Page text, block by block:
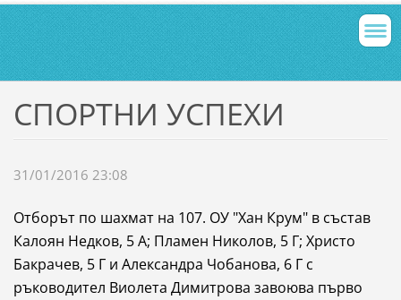
СПОРТНИ УСПЕХИ
31/01/2016 23:08
Отборът по шахмат на 107. ОУ "Хан Крум" в състав
Калоян Недков, 5 А; Пламен Николов, 5 Г; Христо
Бакрачев, 5 Г и Александра Чобанова, 6 Г с
ръководител Виолета Димитрова завоюва първо